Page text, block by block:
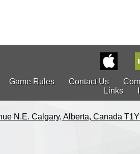
Game Rules Contact Us
Links
N.E. Calgary, Alberta, Canada